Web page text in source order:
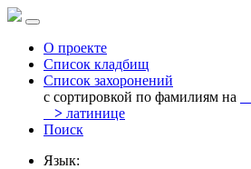
О проекте
Список кладбищ
Список захоронений
с сортировкой по фамилиям на
> латинице
Поиск
Язык: